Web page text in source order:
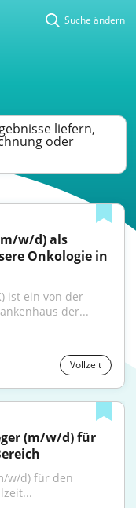
Suche ändern
liefern,
oder
w/d) als
Onkologie in
ist ein von der
der...
Vollzeit
(m/w/d) für
w/d) für den